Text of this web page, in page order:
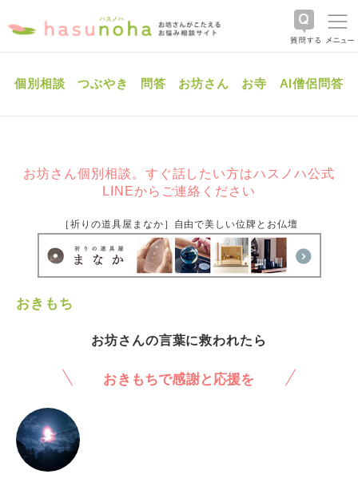
個別相談 つぶやき 問答 お坊さん お寺 AI僧侶問答
お坊さん個別相談。すぐ話したい方はハスノハ公式
LINEからご連絡ください
［祈りの道具屋まなか］自由で美しい位牌とお仏壇
おきもち
お坊さんの言葉に救われたら
おきもちで感謝と応援を